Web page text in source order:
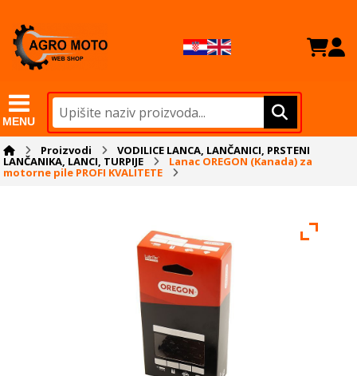
MENU
Proizvodi VODILICE LANCA, LANČANICI, PRSTENI
LANČANIKA, LANCI, TURPIJE Lanac OREGON (Kanada) za
motorne pile PROFI KVALITETE